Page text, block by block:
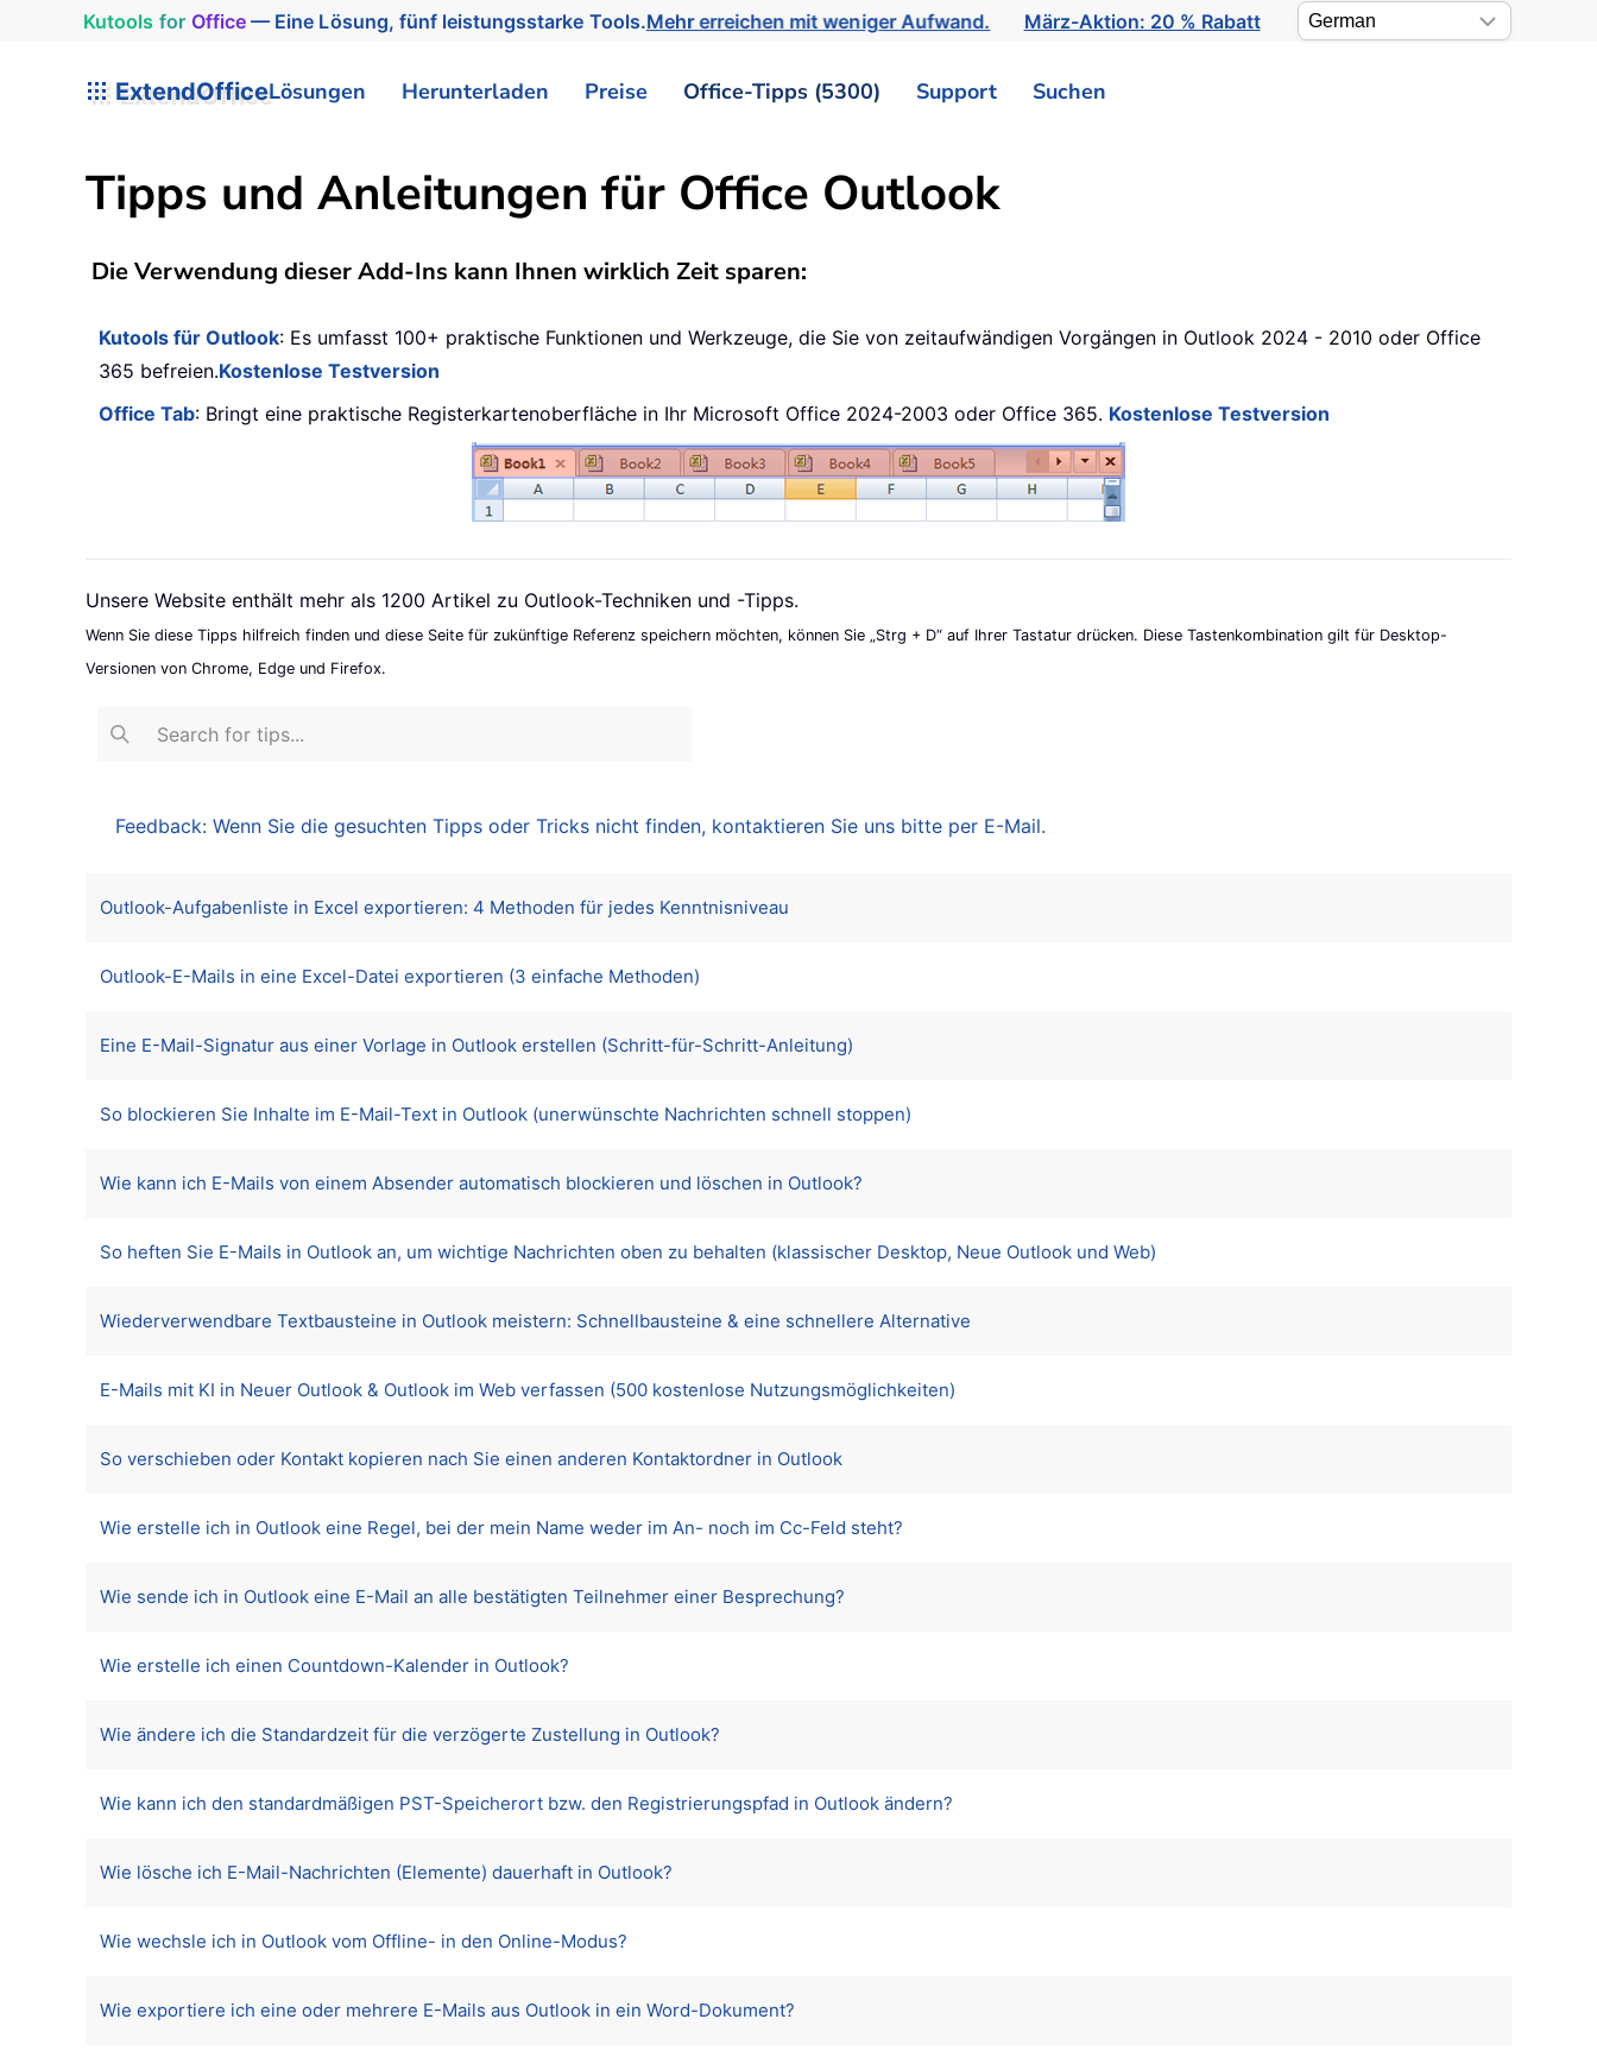
Kutools for Office— Eine Lösung, fünf leistungsstarke Tools.Mehr erreichen mit weniger Aufwand. März-Aktion: 20 % Rabatt
ExtendOfficeLösungen Herunterladen Preise Office-Tipps (5300) Support Suchen
Tipps und Anleitungen für Office Outlook
Die Verwendung dieser Add-Ins kann Ihnen wirklich Zeit sparen:
Kutools für Outlook: Es umfasst 100+ praktische Funktionen und Werkzeuge, die Sie von zeitaufwändigen Vorgängen in Outlook 2024 - 2010 oder Office
365 befreien.Kostenlose Testversion
Office Tab: Bringt eine praktische Registerkartenoberfläche in Ihr Microsoft Office 2024-2003 oder Office 365. Kostenlose Testversion
Unsere Website enthält mehr als 1200 Artikel zu Outlook-Techniken und -Tipps.
Wenn Sie diese Tipps hilfreich finden und diese Seite für zukünftige Referenz speichern möchten, können Sie „Strg + D“ auf Ihrer Tastatur drücken. Diese Tastenkombination gilt für Desktop-
Versionen von Chrome, Edge und Firefox.
Feedback: Wenn Sie die gesuchten Tipps oder Tricks nicht finden, kontaktieren Sie uns bitte per E-Mail.
Titel
Outlook-Aufgabenliste in Excel exportieren: 4 Methoden für jedes Kenntnisniveau
Outlook-E-Mails in eine Excel-Datei exportieren (3 einfache Methoden)
Eine E-Mail-Signatur aus einer Vorlage in Outlook erstellen (Schritt-für-Schritt-Anleitung)
So blockieren Sie Inhalte im E-Mail-Text in Outlook (unerwünschte Nachrichten schnell stoppen)
Wie kann ich E-Mails von einem Absender automatisch blockieren und löschen in Outlook?
So heften Sie E-Mails in Outlook an, um wichtige Nachrichten oben zu behalten (klassischer Desktop, Neue Outlook und Web)
Wiederverwendbare Textbausteine in Outlook meistern: Schnellbausteine & eine schnellere Alternative
E-Mails mit KI in Neuer Outlook & Outlook im Web verfassen (500 kostenlose Nutzungsmöglichkeiten)
So verschieben oder Kontakt kopieren nach Sie einen anderen Kontaktordner in Outlook
Wie erstelle ich in Outlook eine Regel, bei der mein Name weder im An- noch im Cc-Feld steht?
Wie sende ich in Outlook eine E-Mail an alle bestätigten Teilnehmer einer Besprechung?
Wie erstelle ich einen Countdown-Kalender in Outlook?
Wie ändere ich die Standardzeit für die verzögerte Zustellung in Outlook?
Wie kann ich den standardmäßigen PST-Speicherort bzw. den Registrierungspfad in Outlook ändern?
Wie lösche ich E-Mail-Nachrichten (Elemente) dauerhaft in Outlook?
Wie wechsle ich in Outlook vom Offline- in den Online-Modus?
Wie exportiere ich eine oder mehrere E-Mails aus Outlook in ein Word-Dokument?